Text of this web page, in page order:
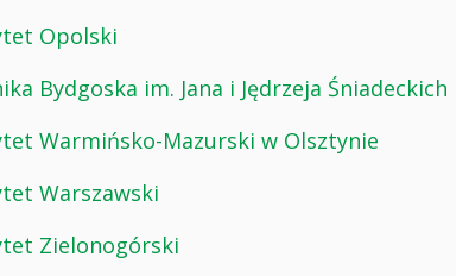
Opolski
Bydgoska im. Jana i Jędrzeja Śniadeckich
Warmińsko-Mazurski w Olsztynie
Warszawski
Zielonogórski